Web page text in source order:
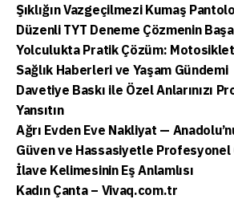
Şıklığın Vazgeçilmezi Kumaş
Düzenli TYT Deneme Çözmenin
Yolculukta Pratik Çözüm: Motosiklet
Sağlık Haberleri ve Yaşam Gündemi
Davetiye Baskı ile Özel Anlarınızı
Yansıtın
Ağrı Evden Eve Nakliyat —
Güven ve Hassasiyetle
İlave Kelimesinin Eş Anlamlısı
Kadın Çanta – Vivaq.com.tr